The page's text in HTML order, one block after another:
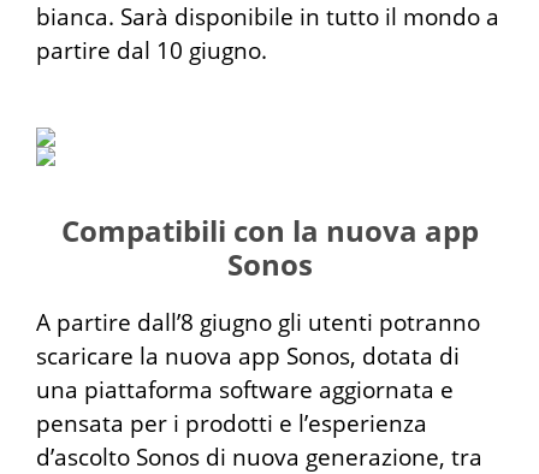
bianca. Sarà disponibile in tutto il mondo a
partire dal 10 giugno.
Compatibili con la nuova app
Sonos
A partire dall’8 giugno gli utenti potranno
scaricare la nuova app Sonos, dotata di
una piattaforma software aggiornata e
pensata per i prodotti e l’esperienza
d’ascolto Sonos di nuova generazione, tra